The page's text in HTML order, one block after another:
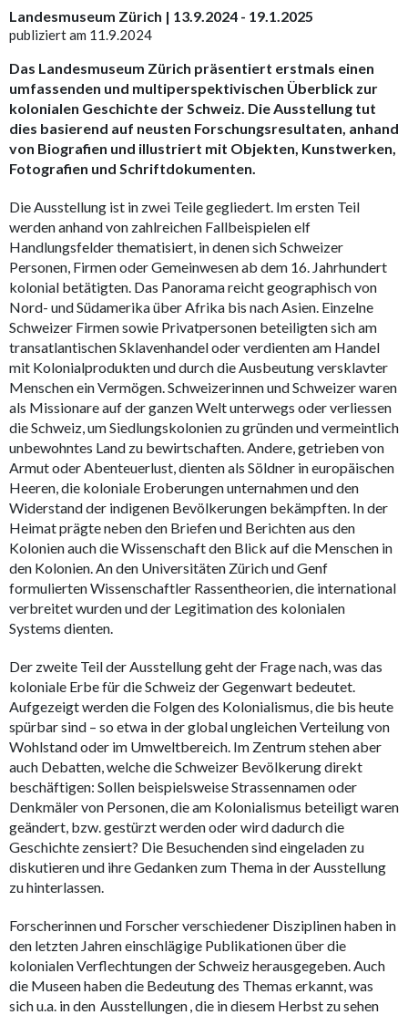
Landesmuseum Zürich | 13.9.2024 - 19.1.2025
publiziert am 11.9.2024
Das Landesmuseum Zürich präsentiert erstmals einen
umfassenden und multiperspektivischen Überblick zur
kolonialen Geschichte der Schweiz. Die Ausstellung tut
dies basierend auf neusten Forschungsresultaten, anhand
von Biografien und illustriert mit Objekten, Kunstwerken,
Fotografien und Schriftdokumenten.
Die Ausstellung ist in zwei Teile gegliedert. Im ersten Teil
werden anhand von zahlreichen Fallbeispielen elf
Handlungsfelder thematisiert, in denen sich Schweizer
Personen, Firmen oder Gemeinwesen ab dem 16. Jahrhundert
kolonial betätigten. Das Panorama reicht geographisch von
Nord- und Südamerika über Afrika bis nach Asien. Einzelne
Schweizer Firmen sowie Privatpersonen beteiligten sich am
transatlantischen Sklavenhandel oder verdienten am Handel
mit Kolonialprodukten und durch die Ausbeutung versklavter
Menschen ein Vermögen. Schweizerinnen und Schweizer waren
als Missionare auf der ganzen Welt unterwegs oder verliessen
die Schweiz, um Siedlungskolonien zu gründen und vermeintlich
unbewohntes Land zu bewirtschaften. Andere, getrieben von
Armut oder Abenteuerlust, dienten als Söldner in europäischen
Heeren, die koloniale Eroberungen unternahmen und den
Widerstand der indigenen Bevölkerungen bekämpften. In der
Heimat prägte neben den Briefen und Berichten aus den
Kolonien auch die Wissenschaft den Blick auf die Menschen in
den Kolonien. An den Universitäten Zürich und Genf
formulierten Wissenschaftler Rassentheorien, die international
verbreitet wurden und der Legitimation des kolonialen
Systems dienten.
Der zweite Teil der Ausstellung geht der Frage nach, was das
koloniale Erbe für die Schweiz der Gegenwart bedeutet.
Aufgezeigt werden die Folgen des Kolonialismus, die bis heute
spürbar sind – so etwa in der global ungleichen Verteilung von
Wohlstand oder im Umweltbereich. Im Zentrum stehen aber
auch Debatten, welche die Schweizer Bevölkerung direkt
beschäftigen: Sollen beispielsweise Strassennamen oder
Denkmäler von Personen, die am Kolonialismus beteiligt waren
geändert, bzw. gestürzt werden oder wird dadurch die
Geschichte zensiert? Die Besuchenden sind eingeladen zu
diskutieren und ihre Gedanken zum Thema in der Ausstellung
zu hinterlassen.
Forscherinnen und Forscher verschiedener Disziplinen haben in
den letzten Jahren einschlägige Publikationen über die
kolonialen Verflechtungen der Schweiz herausgegeben. Auch
die Museen haben die Bedeutung des Themas erkannt, was
sich u.a. in den Ausstellungen, die in diesem Herbst zu sehen